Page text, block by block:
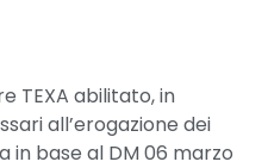
TEXA abilitato, in
all’erogazione dei
in base al DM 06 marzo